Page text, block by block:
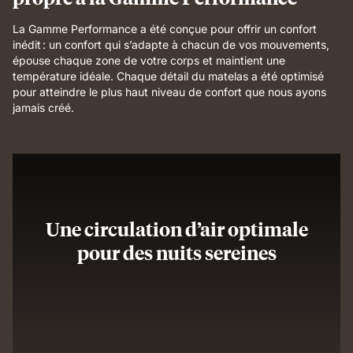
La Gamme Performance a été conçue pour offrir un confort
inédit : un confort qui s’adapte à chacun de vos mouvements,
épouse chaque zone de votre corps et maintient une
température idéale. Chaque détail du matelas a été optimisé
pour atteindre le plus haut niveau de confort que nous ayons
jamais créé.
Une circulation d’air optimale
pour des nuits sereines